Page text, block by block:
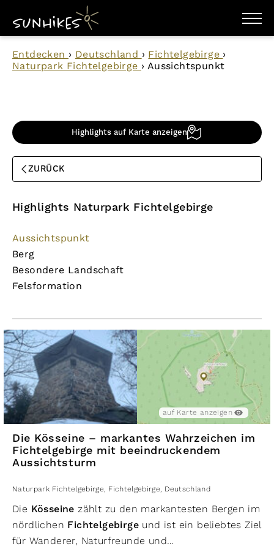
WANDERZIELE
WANDERUNGEN
ENTDECKEN
Entdecken › Deutschland › Fichtelgebirge ›
Naturpark Fichtelgebirge › Aussichtspunkt
Highlights auf Karte anzeigen
ZURÜCK
Highlights Naturpark Fichtelgebirge
Aussichtspunkt
Berg
Besondere Landschaft
Felsformation
auf Karte anzeigen
Die Kösseine – markantes Wahrzeichen im
Fichtelgebirge mit beeindruckendem
Aussichtsturm
Naturpark Fichtelgebirge, Fichtelgebirge, Deutschland
Die Kösseine zählt zu den markantesten Bergen im
nördlichen Fichtelgebirgeund ist ein beliebtes Ziel
für Wanderer, Naturfreunde und